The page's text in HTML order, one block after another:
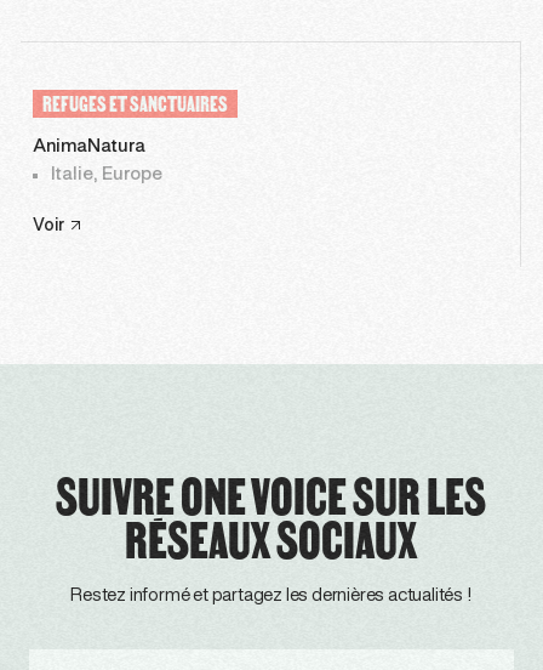
REFUGES ET SANCTUAIRES
AnimaNatura
Italie, Europe
Voir
SUIVRE ONE VOICE SUR LES
RÉSEAUX SOCIAUX
Restez informé et partagez les dernières actualités !